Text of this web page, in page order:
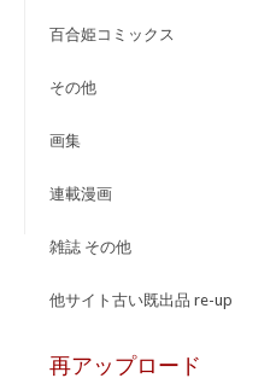
百合姫コミックス
その他
画集
連載漫画
雑誌 その他
他サイト古い既出品 re-up
再アップロード